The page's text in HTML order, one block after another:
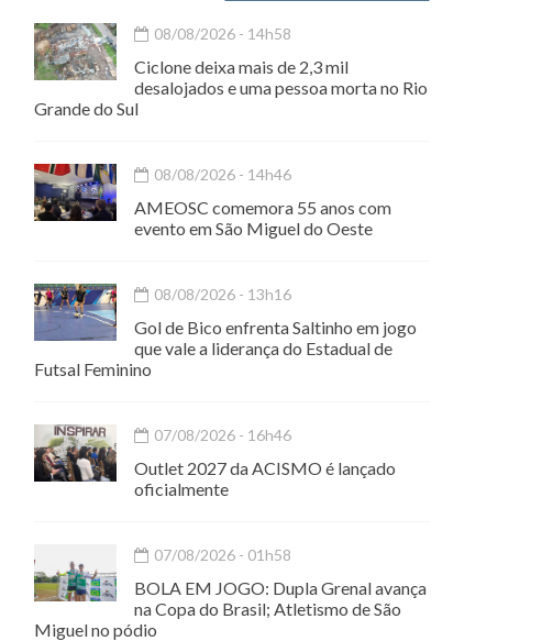
08/08/2026 - 14h58
Ciclone deixa mais de 2,3 mil
desalojados e uma pessoa morta no Rio
Grande do Sul
08/08/2026 - 14h46
AMEOSC comemora 55 anos com
evento em São Miguel do Oeste
08/08/2026 - 13h16
Gol de Bico enfrenta Saltinho em jogo
que vale a liderança do Estadual de
Futsal Feminino
07/08/2026 - 16h46
Outlet 2027 da ACISMO é lançado
oficialmente
07/08/2026 - 01h58
BOLA EM JOGO: Dupla Grenal avança
na Copa do Brasil; Atletismo de São
Miguel no pódio